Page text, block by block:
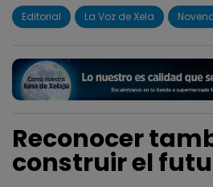
Editorial La Voz de Xela
Reconocer
construir el